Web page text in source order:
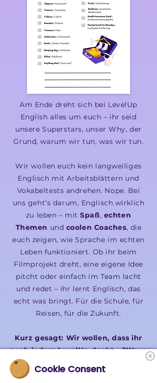
Am Ende dreht sich bei LevelUp
English alles um euch – ihr seid
unsere Superstars, unser Why, der
Grund, warum wir tun, was wir tun.
Wir wollen euch kein langweiliges
Englisch mit Arbeitsblättern und
Vokabeltests andrehen. Nope. Bei
uns geht’s darum, Englisch wirklich
zu leben – mitSpaß, echten
Themen und coolen Coaches, die
euch zeigen, wie Sprache im echten
Leben funktioniert. Ob ihr beim
Filmprojekt dreht, eine eigene Idee
pitcht oder einfach im Team lacht
und redet – ihr lernt Englisch, das
echt was bringt. Für die Schule, für
Reisen, für die Zukunft.
Kurz gesagt: Wir wollen, dass ihr
nach jedem LevelUp denkt – “Wow,
Englisch kann ja richtig Spaß
machen!” 🚀
Cookie Consent